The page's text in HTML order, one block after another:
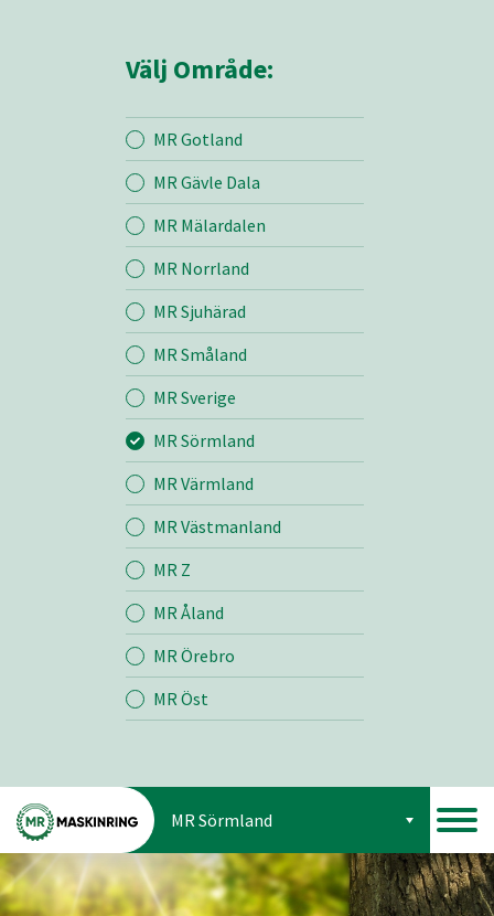
Mina sidor
MR Sörmland
Entreprenad
Bemanning
Välj Område:
MR Gotland
MR Gävle Dala
MR Mälardalen
MR Norrland
MR Sjuhärad
MR Småland
MR Sverige
MR Sörmland
MR Värmland
MR Västmanland
MR Z
MR Åland
MR Örebro
MR Öst
MR Sörmland